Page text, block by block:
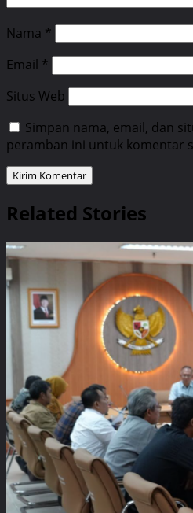
Nama *
Email *
Situs Web
Simpan nama, email, dan
peramban ini untuk komentar
Related Stories